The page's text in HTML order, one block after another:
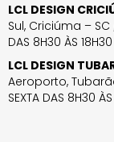
LCL DESIGN
Sul, Criciúma – SC
DAS 8H30 ÀS
LCL DESIGN
Aeroporto,
SEXTA DAS 8H30